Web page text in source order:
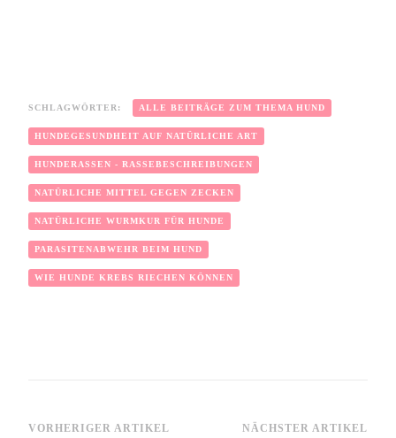
SCHLAGWÖRTER: ALLE BEITRÄGE ZUM THEMA HUND
HUNDEGESUNDHEIT AUF NATÜRLICHE ART
HUNDERASSEN - RASSEBESCHREIBUNGEN
NATÜRLICHE MITTEL GEGEN ZECKEN
NATÜRLICHE WURMKUR FÜR HUNDE
PARASITENABWEHR BEIM HUND
WIE HUNDE KREBS RIECHEN KÖNNEN
VORHERIGER ARTIKEL NÄCHSTER ARTIKEL